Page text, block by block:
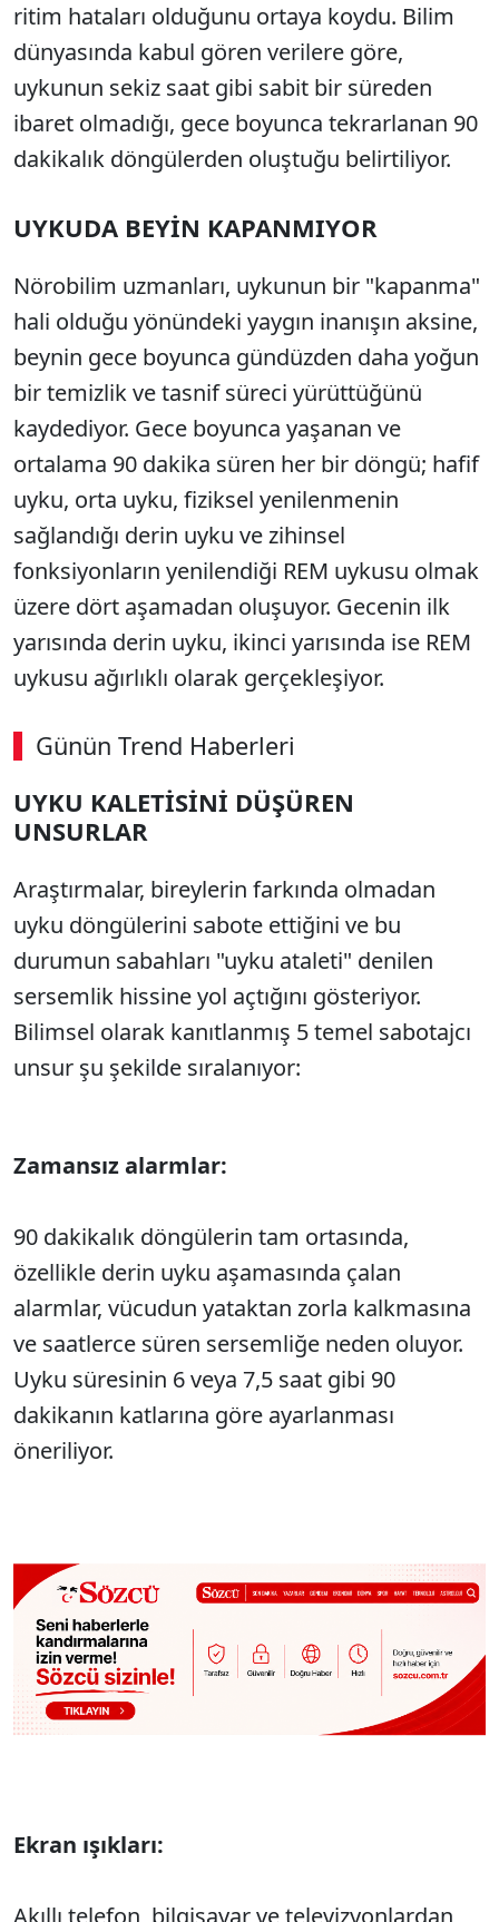
ritim hataları olduğunu ortaya koydu. Bilim
dünyasında kabul gören verilere göre,
uykunun sekiz saat gibi sabit bir süreden
ibaret olmadığı, gece boyunca tekrarlanan 90
dakikalık döngülerden oluştuğu belirtiliyor.
UYKUDA BEYİN KAPANMIYOR
Nörobilim uzmanları, uykunun bir "kapanma"
hali olduğu yönündeki yaygın inanışın aksine,
beynin gece boyunca gündüzden daha yoğun
bir temizlik ve tasnif süreci yürüttüğünü
kaydediyor. Gece boyunca yaşanan ve
ortalama 90 dakika süren her bir döngü; hafif
uyku, orta uyku, fiziksel yenilenmenin
sağlandığı derin uyku ve zihinsel
fonksiyonların yenilendiği REM uykusu olmak
üzere dört aşamadan oluşuyor. Gecenin ilk
yarısında derin uyku, ikinci yarısında ise REM
uykusu ağırlıklı olarak gerçekleşiyor.
Günün Trend Haberleri
SÖZCÜ SON DAKİKA
UYKU KALETİSİNİ DÜŞÜREN
UNSURLAR
Araştırmalar, bireylerin farkında olmadan
uyku döngülerini sabote ettiğini ve bu
durumun sabahları "uyku ataleti" denilen
sersemlik hissine yol açtığını gösteriyor.
Bilimsel olarak kanıtlanmış 5 temel sabotajcı
unsur şu şekilde sıralanıyor:
Zamansız alarmlar:
90 dakikalık döngülerin tam ortasında,
özellikle derin uyku aşamasında çalan
alarmlar, vücudun yataktan zorla kalkmasına
ve saatlerce süren sersemliğe neden oluyor.
Uyku süresinin 6 veya 7,5 saat gibi 90
dakikanın katlarına göre ayarlanması
öneriliyor.
Ekran ışıkları: